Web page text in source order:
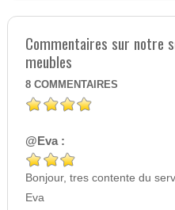
Commentaires sur notre
meubles
8 COMMENTAIRES
@Eva :
Bonjour, tres contente du
Eva